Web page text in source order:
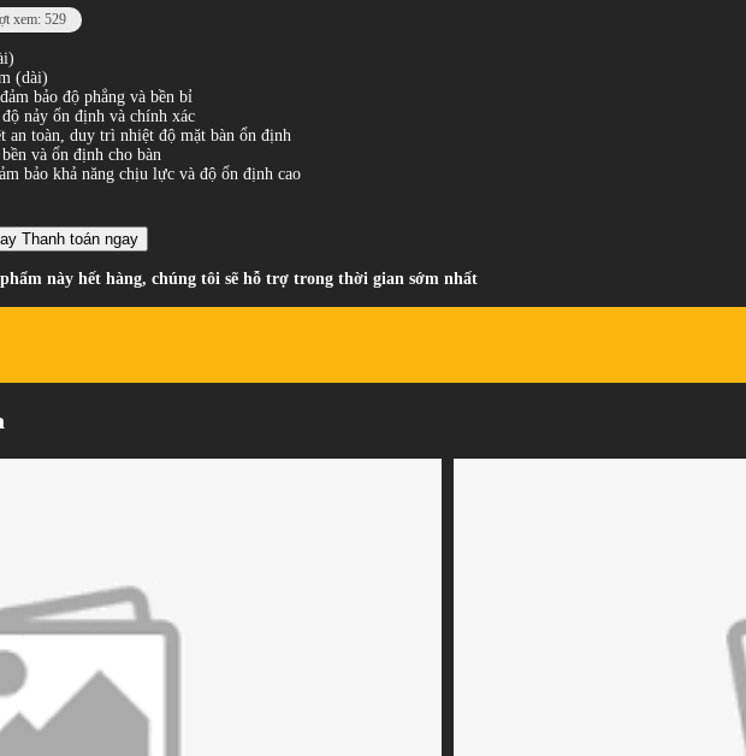
xem: 529
(dài)
bảo độ phẳng và bền bỉ
nảy ổn định và chính xác
an toàn, duy trì nhiệt độ mặt bàn ổn định
và ổn định cho bàn
bảo khả năng chịu lực và độ ổn định cao
Thanh toán ngay
này hết hàng, chúng tôi sẽ hỗ trợ trong thời gian sớm nhất